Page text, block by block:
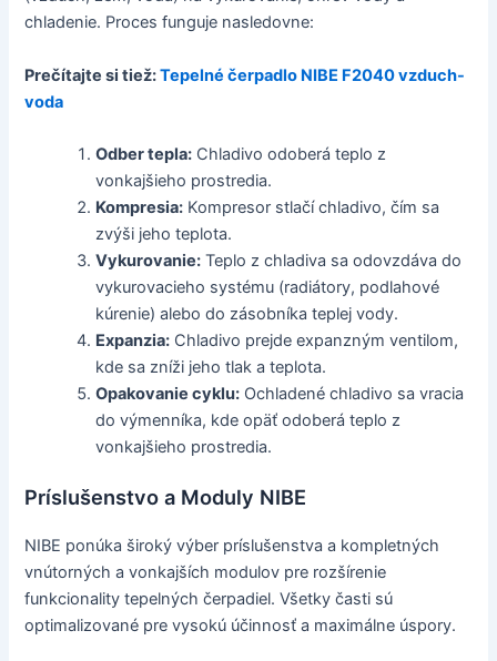
chladenie. Proces funguje nasledovne:
Prečítajte si tiež:Tepelné čerpadlo NIBE F2040 vzduch-
voda
Odber tepla: Chladivo odoberá teplo z
vonkajšieho prostredia.
Kompresia: Kompresor stlačí chladivo, čím sa
zvýši jeho teplota.
Vykurovanie: Teplo z chladiva sa odovzdáva do
vykurovacieho systému (radiátory, podlahové
kúrenie) alebo do zásobníka teplej vody.
Expanzia: Chladivo prejde expanzným ventilom,
kde sa zníži jeho tlak a teplota.
Opakovanie cyklu: Ochladené chladivo sa vracia
do výmenníka, kde opäť odoberá teplo z
vonkajšieho prostredia.
Príslušenstvo a Moduly NIBE
NIBE ponúka široký výber príslušenstva a kompletných
vnútorných a vonkajších modulov pre rozšírenie
funkcionality tepelných čerpadiel. Všetky časti sú
optimalizované pre vysokú účinnosť a maximálne úspory.